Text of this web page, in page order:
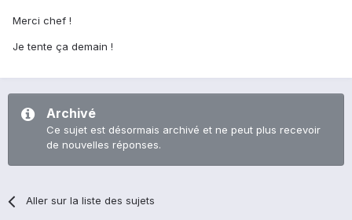
Merci chef !
Je tente ça demain !
Archivé
Ce sujet est désormais archivé et ne peut plus recevoir
de nouvelles réponses.
Aller sur la liste des sujets